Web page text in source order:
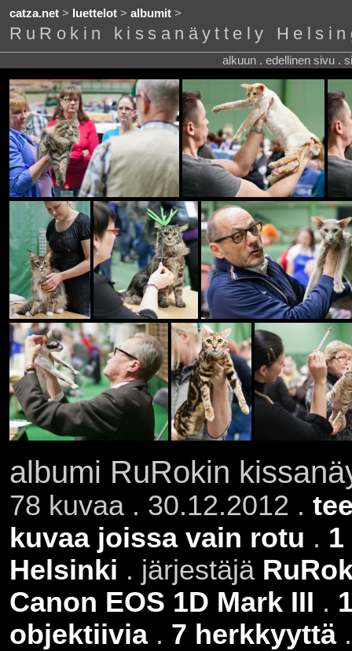
catza.net> luettelot> albumit>
RuRokin kissanäyttely
alkuun . edellinen sivu .
albumi RuRokin
78 kuvaa . 30.12.2012 .
kuvaa joissa vain rotu .
Helsinki . järjestäjä
Canon EOS 1D Mark III .
objektiivia. 7 herkkyyttä